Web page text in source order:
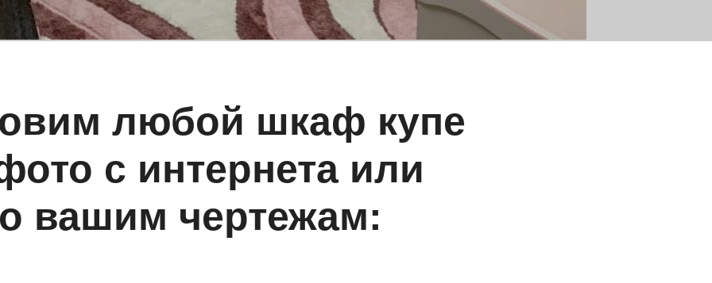
любой шкаф купе
с интернета или
вашим чертежам: